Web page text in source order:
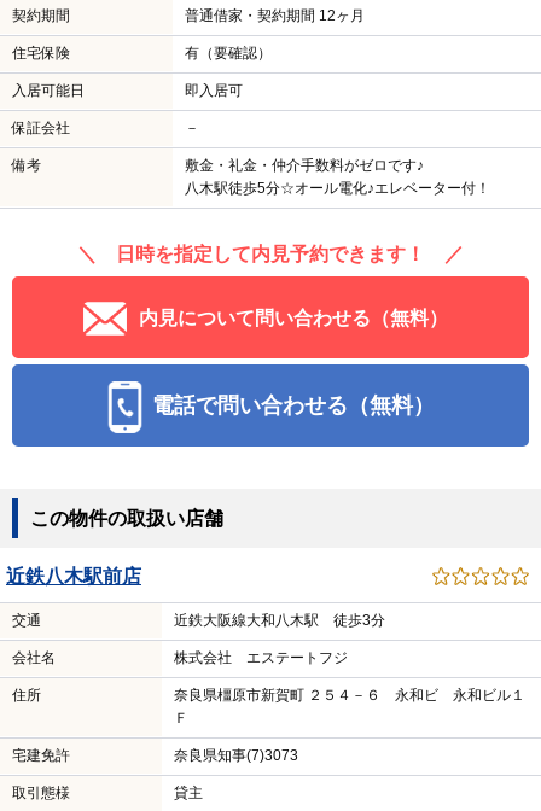
契約期間 普通借家・契約期間 12ヶ月
住宅保険 有（要確認）
入居可能日 即入居可
保証会社 －
備考
敷金・礼金・仲介手数料がゼロです♪
八木駅徒歩5分☆オール電化♪エレベーター付！
＼ 日時を指定して内見予約できます！ ／
内見について問い合わせる（無料）
電話で問い合わせる（無料）
この物件の取扱い店舗
近鉄八木駅前店
交通 近鉄大阪線大和八木駅 徒歩3分
会社名 株式会社 エステートフジ
住所
奈良県橿原市新賀町 ２５４－６ 永和ビ 永和ビル１
Ｆ
宅建免許 奈良県知事(7)3073
取引態様 貸主